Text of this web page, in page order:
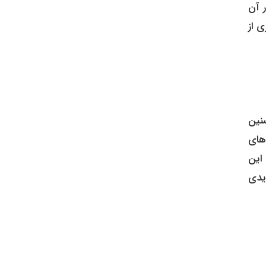
آن
از